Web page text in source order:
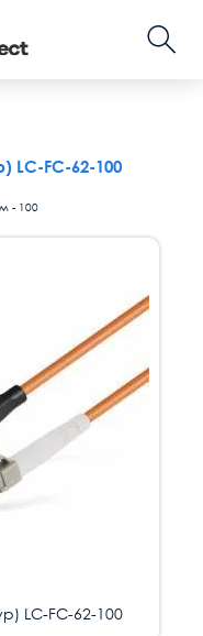
LC-FC-62-100
- 100
LC-FC-62-100